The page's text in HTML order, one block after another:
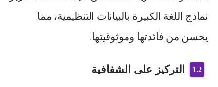
نماذج اللغة الكبيرة بالبيانات التنظيمية، مما
يحسن من فائدتها وموثوقيتها.
التركيز على الشفافية